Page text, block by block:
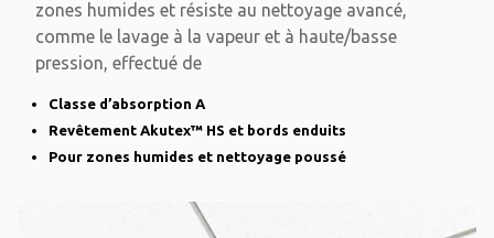
zones humides et résiste au nettoyage avancé,
comme le lavage à la vapeur et à haute/basse
pression, effectué de
Classe d’absorption A
Revêtement Akutex™ HS et bords enduits
Pour zones humides et nettoyage poussé